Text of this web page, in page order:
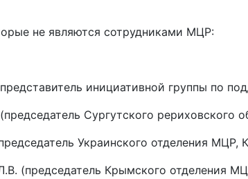
не являются сотрудниками МЦР:
инициативной группы по
Сургутского рериховского
Украинского отделения МЦР,
(председатель Крымского отделения